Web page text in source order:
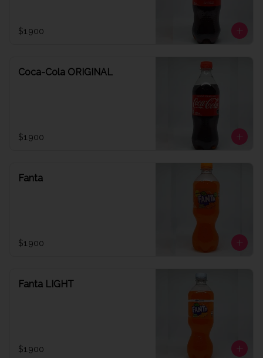
$1.900
Coca-Cola ORIGINAL
$1.900
Fanta
$1.900
Fanta LIGHT
$1.900